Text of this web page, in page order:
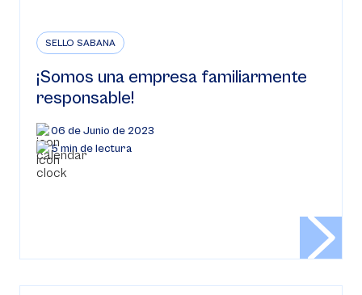
SELLO SABANA
¡Somos una empresa familiarmente
responsable!
06 de Junio de 2023
5 min de lectura